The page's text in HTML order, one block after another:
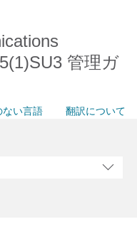
管理ガ
ない言語 翻訳について